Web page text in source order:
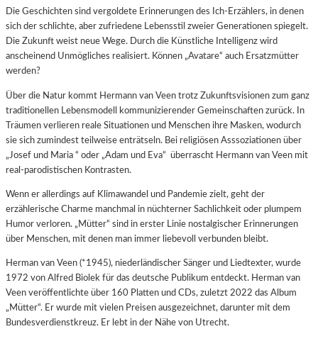
Die Geschichten sind vergoldete Erinnerungen des Ich-Erzählers, in denen
sich der schlichte, aber zufriedene Lebensstil zweier Generationen spiegelt.
Die Zukunft weist neue Wege. Durch die Künstliche Intelligenz wird
anscheinend Unmögliches realisiert. Können „Avatare“ auch Ersatzmütter
werden?
Über die Natur kommt Hermann van Veen trotz Zukunftsvisionen zum ganz
traditionellen Lebensmodell kommunizierender Gemeinschaften zurück. In
Träumen verlieren reale Situationen und Menschen ihre Masken, wodurch
sie sich zumindest teilweise enträtseln. Bei religiösen Asssoziationen über
„Josef und Maria “ oder „Adam und Eva“ überrascht Hermann van Veen mit
real-parodistischen Kontrasten.
Wenn er allerdings auf Klimawandel und Pandemie zielt, geht der
erzählerische Charme manchmal in nüchterner Sachlichkeit oder plumpem
Humor verloren. „Mütter“ sind in erster Linie nostalgischer Erinnerungen
über Menschen, mit denen man immer liebevoll verbunden bleibt.
Herman van Veen (*1945), niederländischer Sänger und Liedtexter, wurde
1972 von Alfred Biolek für das deutsche Publikum entdeckt. Herman van
Veen veröffentlichte über 160 Platten und CDs, zuletzt 2022 das Album
„Mütter“. Er wurde mit vielen Preisen ausgezeichnet, darunter mit dem
Bundesverdienstkreuz. Er lebt in der Nähe von Utrecht.